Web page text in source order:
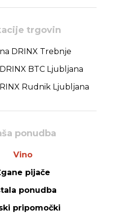
trgovin
DRINX Trebnje
BTC Ljubljana
Rudnik Ljubljana
ponudba
Vino
pijače
ponudba
pripomočki